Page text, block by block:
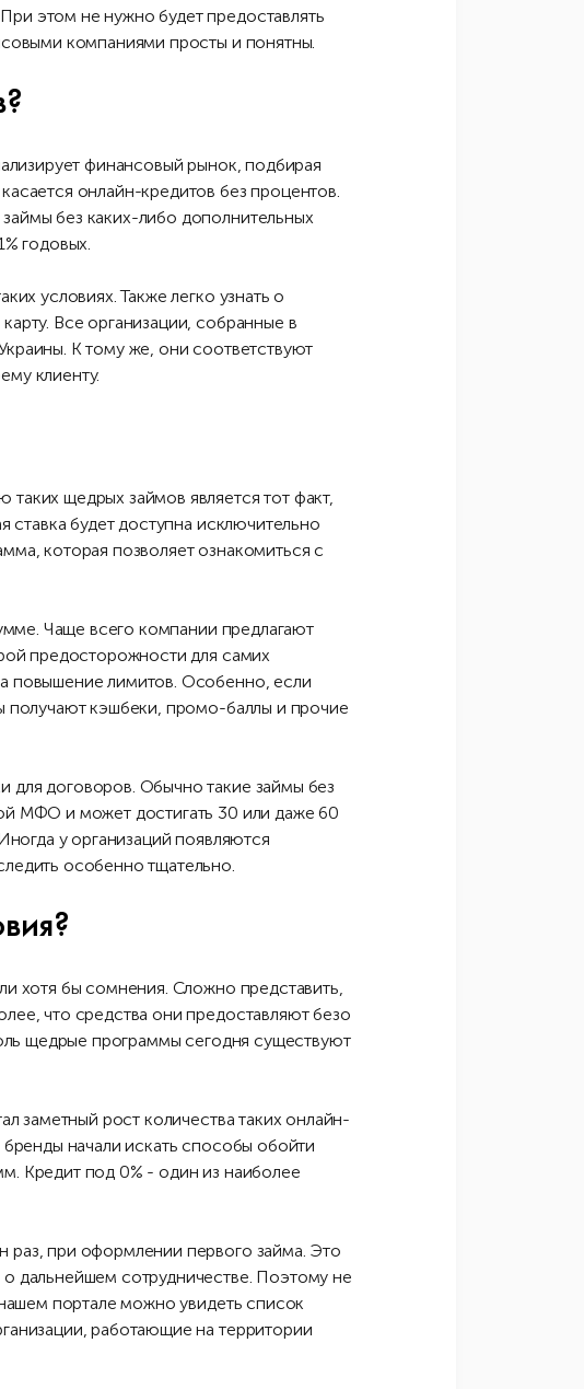
этом не нужно будет предоставлять
компаниями просты и понятны.
финансовый рынок, подбирая
онлайн-кредитов без процентов.
без каких-либо дополнительных
годовых.
условиях. Также легко узнать о
Все организации, собранные в
К тому же, они соответствуют
клиенту.
щедрых займов является тот факт,
ставка будет доступна исключительно
которая позволяет ознакомиться с
Чаще всего компании предлагают
предосторожности для самих
повышение лимитов. Особенно, если
получают кэшбеки, промо-баллы и прочие
для договоров. Обычно такие займы без
МФО и может достигать 30 или даже 60
у организаций появляются
особенно тщательно.
хотя бы сомнения. Сложно представить,
что средства они предоставляют безо
щедрые программы сегодня существуют
заметный рост количества таких онлайн-
начали искать способы обойти
Кредит под 0% - один из наиболее
при оформлении первого займа. Это
дальнейшем сотрудничестве. Поэтому не
портале можно увидеть список
работающие на территории